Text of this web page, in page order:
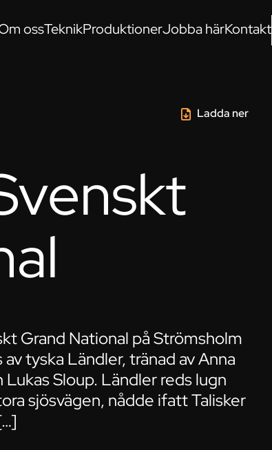
ossTeknikProduktionerJobba härKontakt
Ladda ner
Grand National på Strömsholm
tyska Ländler, tränad av Anna
Sloup. Ländler reds lugn
sjösvägen, nådde ifatt Talisker